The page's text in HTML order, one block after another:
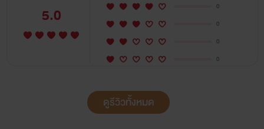
5.0
0
0
0
0
ดูรีวิวทั้งหมด